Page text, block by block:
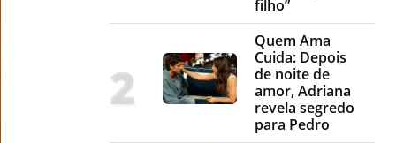
filho”
Quem Ama
Cuida: Depois
de noite de
amor, Adriana
revela segredo
para Pedro